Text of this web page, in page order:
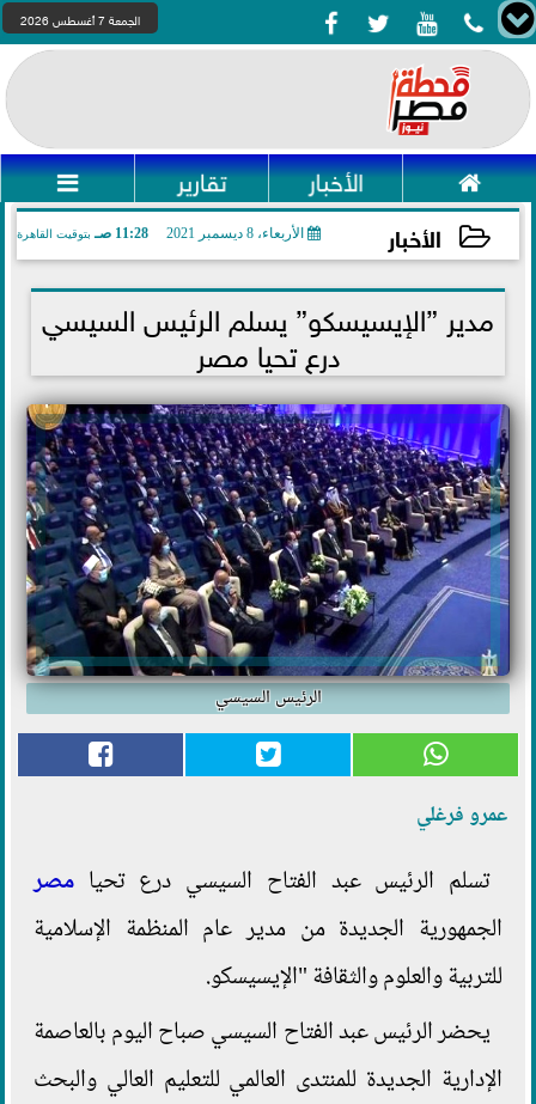
    الجمعة 7 أغسطس 2026
 الأخبار تقارير 
الأخبار الأربعاء، 8 ديسمبر 2021 11:28 صـ بتوقيت القاهرة
2021-12-08 11:28:14
مدير ”الإيسيسكو” يسلم الرئيس السيسي
درع تحيا مصر
الرئيس السيسي
عمرو فرغلي
تسلم الرئيس عبد الفتاح السيسي درع تحيا مصر
الجمهورية الجديدة من مدير عام المنظمة الإسلامية
للتربية والعلوم والثقافة "الإيسيسكو.
يحضر الرئيس عبد الفتاح السيسي صباح اليوم بالعاصمة
الإدارية الجديدة للمنتدى العالمي للتعليم العالي والبحث